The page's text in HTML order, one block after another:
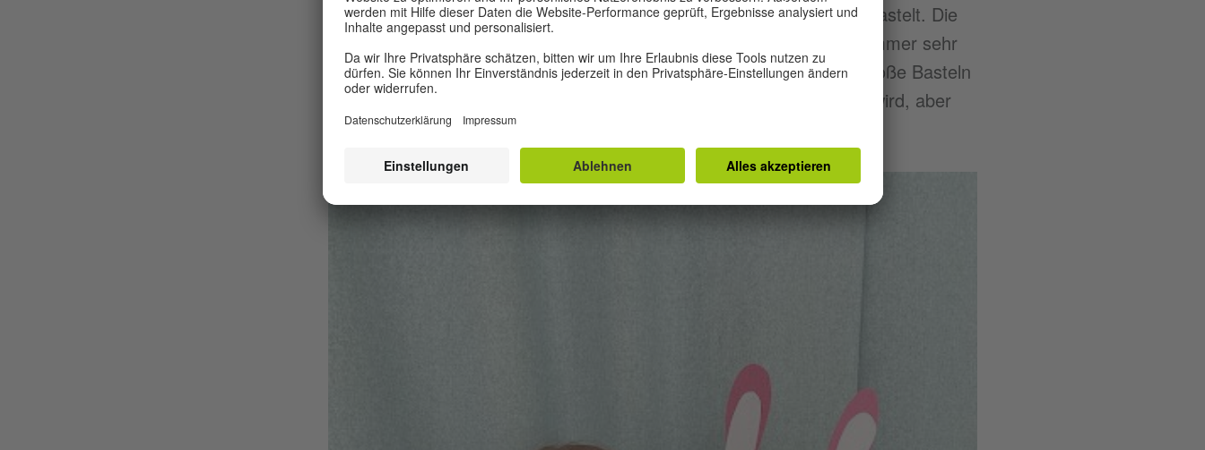
Das letzte Mal haben die Kinder ihre eigene kleine Theaterbühne gebastelt. Die
Material- und Dekorationswahl ist dabei frei, sodass die Ergebnisse immer sehr
unterschiedlich und einzigartig sind. Man könnte meinen, dass das bloße Basteln
auf lange Sicht keinen großen Einfluss auf Kinder und Mütter haben wird, aber
ich glaube, dass die Wirklichkeit eine andere Geschichte erzählt.